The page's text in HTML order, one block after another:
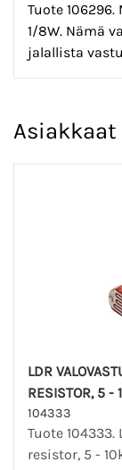
Tuote 106296.
1/8W. Nämä
jalallista
LDR
RESISTOR, 5 -
104333
Tuote
resistor, 5 -